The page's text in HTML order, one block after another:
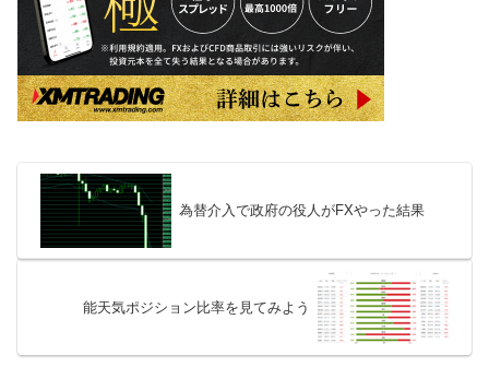
為替介入で政府の役人がFXやった結果
能天気ポジション比率を見てみよう